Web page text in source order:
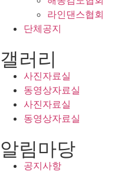
라인댄스협회
단체공지
갤러리
사진자료실
동영상자료실
사진자료실
동영상자료실
알림마당
공지사항